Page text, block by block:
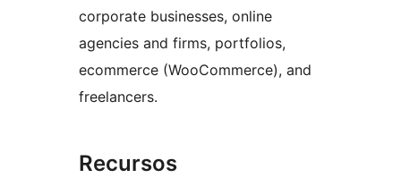
corporate businesses, online
agencies and firms, portfolios,
ecommerce (WooCommerce), and
freelancers.
Recursos